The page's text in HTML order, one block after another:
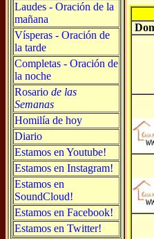
Laudes - Oración de la
mañana
Vísperas - Oración de
la tarde
Completas - Oración de
la noche
Rosario de las
Semanas
Homilía de hoy
Diario
Estamos en Youtube!
Estamos en Instagram!
Estamos en
SoundCloud!
Estamos en Facebook!
Estamos en Twitter!